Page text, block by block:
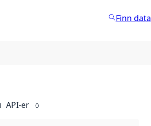
Finn data
API-er 0